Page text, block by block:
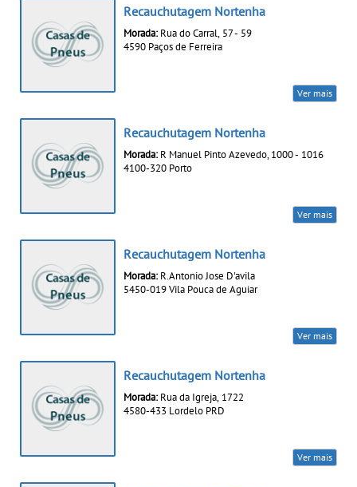
Recauchutagem Nortenha
Morada: Rua do Carral, 57 - 59
4590 Paços de Ferreira
Ver mais
Recauchutagem Nortenha
Morada: R Manuel Pinto Azevedo, 1000 - 1016
4100-320 Porto
Ver mais
Recauchutagem Nortenha
Morada: R.Antonio Jose D'avila
5450-019 Vila Pouca de Aguiar
Ver mais
Recauchutagem Nortenha
Morada: Rua da Igreja, 1722
4580-433 Lordelo PRD
Ver mais